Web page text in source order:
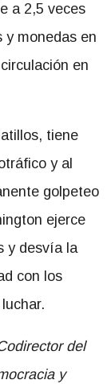
a 2,5 veces
y monedas en
en
tiene
y al
golpeteo
ejerce
y desvía la
con los
del
y